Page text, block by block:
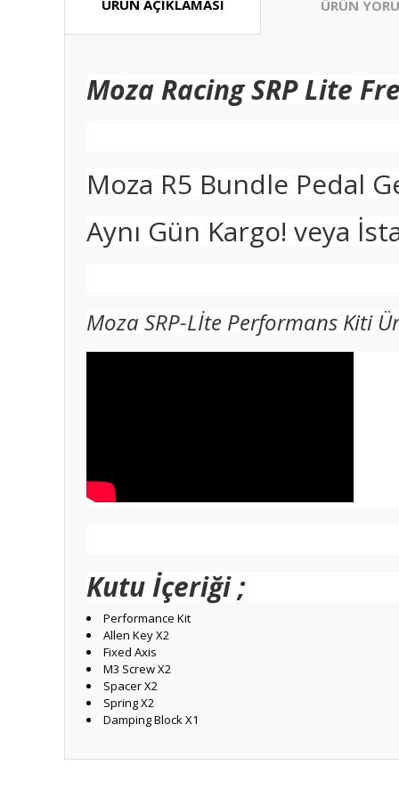
ÜRÜN AÇIKLAMASI ÜRÜN
Moza Racing SRP Lite
Moza R5 Bundle Pedal
Aynı Gün Kargo! veya
Moza SRP-Lİte Performans Kiti
Kutu İçeriği ;
Performance Kit
Allen Key X2
Fixed Axis
M3 Screw X2
Spacer X2
Spring X2
Damping Block X1